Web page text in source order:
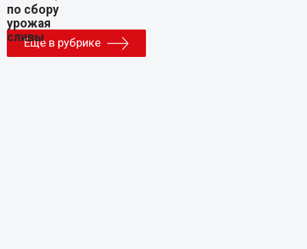
Еще в рубрике